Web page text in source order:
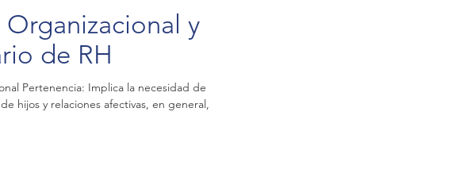
y
de RH
Pertenencia: Implica la necesidad de
hijos y relaciones afectivas, en general,